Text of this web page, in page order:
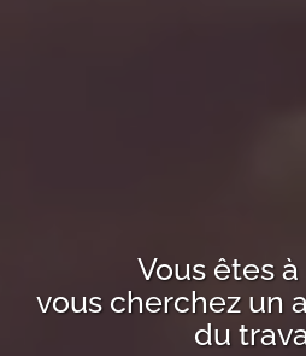
Vous êtes à
vous cherchez un
du